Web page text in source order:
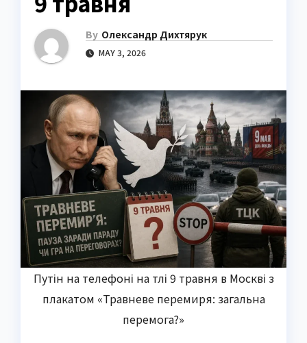
By Олександр Дихтярук
MAY 3, 2026
Путін на телефоні на тлі 9 травня в Москві з
плакатом «Травневе перемиря: загальна
перемога?»